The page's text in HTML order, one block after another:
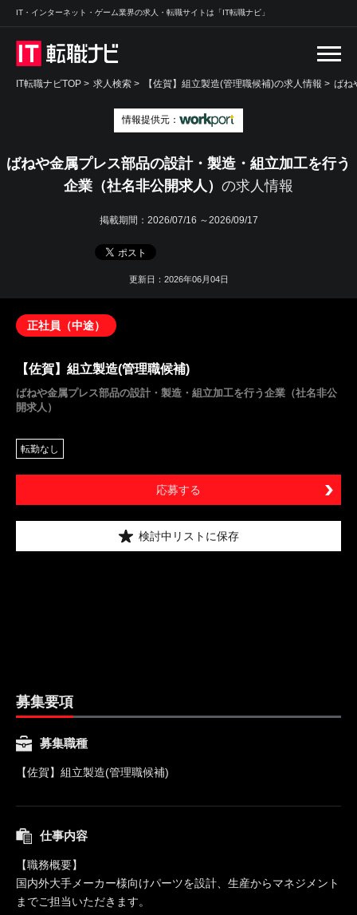
IT・インターネット・ゲーム業界の求人・転職サイトは「IT転職ナビ」
IT転職ナビTOP > 求人検索 > 【佐賀】組立製造(管理職候補)の求人情報 > ばね
情報提供元：
ばねや金属プレス部品の設計・製造・組立加工を行う
企業（社名非公開求人） の求人情報
掲載期間： 2026/07/16 ～2026/09/17
更新日：2026年06月04日
正社員（中途）
【佐賀】組立製造(管理職候補)
ばねや金属プレス部品の設計・製造・組立加工を行う企業（社名非公
開求人）
転勤なし
応募する
検討中リストに保存
募集要項
募集職種
【佐賀】組立製造(管理職候補)
仕事内容
【職務概要】
国内外大手メーカー様向けパーツを設計、生産からマネジメント
までご担当いただきます。